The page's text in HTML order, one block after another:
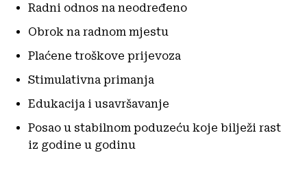
Radni odnos na neodređeno
Obrok na radnom mjestu
Plaćene troškove prijevoza
Stimulativna primanja
Edukacija i usavršavanje
Posao u stabilnom poduzeću koje bilježi rast
iz godine u godinu